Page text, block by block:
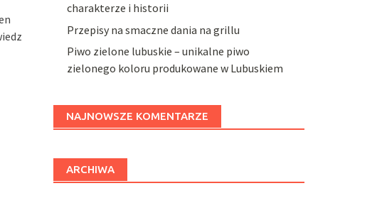
charakterze i historii
Przepisy na smaczne dania na grillu
Piwo zielone lubuskie – unikalne piwo
zielonego koloru produkowane w Lubuskiem
NAJNOWSZE KOMENTARZE
ARCHIWA